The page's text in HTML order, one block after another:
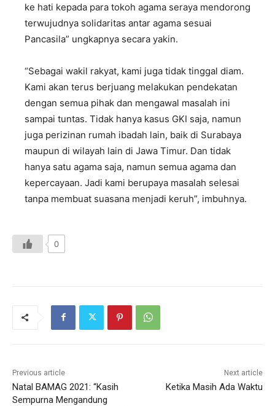
ke hati kepada para tokoh agama seraya mendorong
terwujudnya solidaritas antar agama sesuai
Pancasila” ungkapnya secara yakin.
“Sebagai wakil rakyat, kami juga tidak tinggal diam.
Kami akan terus berjuang melakukan pendekatan
dengan semua pihak dan mengawal masalah ini
sampai tuntas. Tidak hanya kasus GKI saja, namun
juga perizinan rumah ibadah lain, baik di Surabaya
maupun di wilayah lain di Jawa Timur. Dan tidak
hanya satu agama saja, namun semua agama dan
kepercayaan. Jadi kami berupaya masalah selesai
tanpa membuat suasana menjadi keruh”, imbuhnya.
0
Previous article
Natal BAMAG 2021: “Kasih
Sempurna Mengandung
Next article
Ketika Masih Ada Waktu